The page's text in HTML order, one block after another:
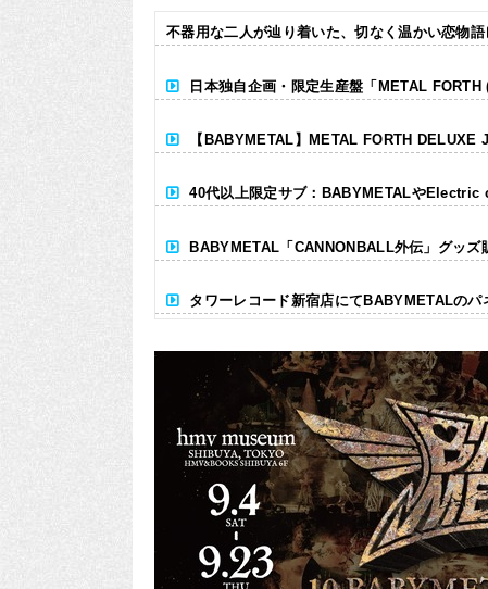
不器用な二人が辿り着いた、切なく温かい恋物語
日本独自企画・限定生産盤「METAL
【BABYMETAL】METAL FORTH DELUXE
40代以上限定サブ：BABYMETALや
BABYMETAL「CANNONBALL外伝」グッズ
タワーレコード新宿店にてBABYMETALのパ